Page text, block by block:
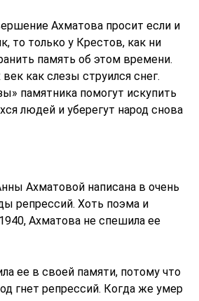
Ахматова просит если и
то только у Крестов, как ни
память об этом времени.
как слезы струился снег.
памятника помогут искупить
людей и уберегут народ снова
Ахматовой написана в очень
репрессий. Хоть поэма и
Ахматова не спешила ее
ее в своей памяти, потому что
гнет репрессий. Когда же умер